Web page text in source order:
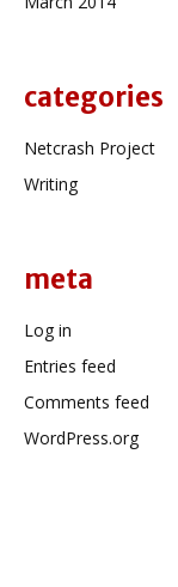
categories
Netcrash Project
Writing
meta
Log in
Entries feed
Comments feed
WordPress.org